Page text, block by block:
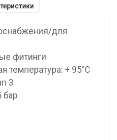
для
фитинги
температура: + 95°С
3
бар